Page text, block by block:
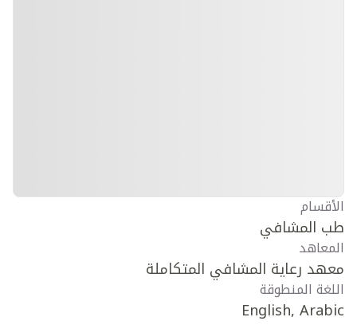
الأقسام
طب المشافي
المعاهد
معهد رعاية المشافي المتكاملة
اللغة المنطوقة
English, Arabic